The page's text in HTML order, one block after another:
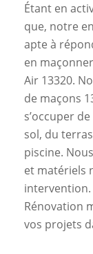
Étant en
que, notre
apte à
en
Air 13320.
de maçons
s’occuper
sol, du
piscine.
et matériels
Rénovation
vos projets